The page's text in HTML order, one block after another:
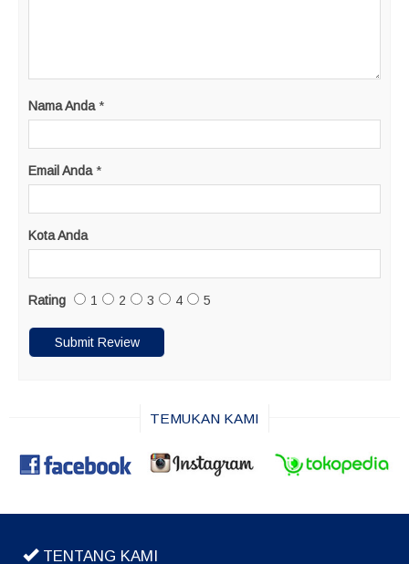
Nama Anda *
Email Anda *
Kota Anda
Rating 1 2 3 4 5
TEMUKAN KAMI
TENTANG KAMI